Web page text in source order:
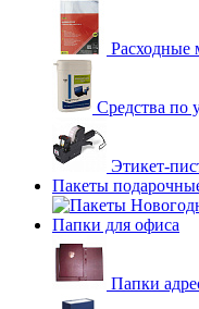
Расходные
Средства по
Этикет-
Пакеты
Папки для офиса
Папки